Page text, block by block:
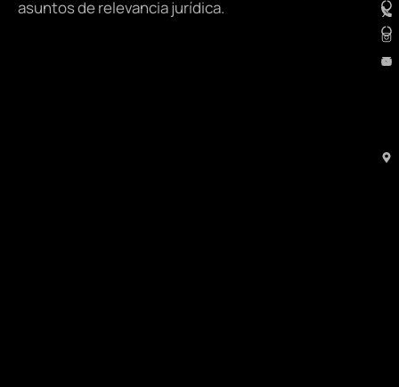
asuntos de relevancia jurídica.